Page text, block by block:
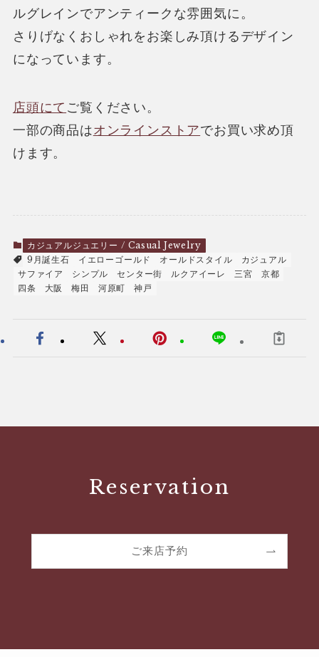
ルグレインでアンティークな雰囲気に。
さりげなくおしゃれをお楽しみ頂けるデザイン
になっています。
店頭にて ご覧ください。
一部の商品はオンラインストアでお買い求め頂
けます。
カジュアルジュエリー / Casual Jewelry
9月誕生石
イエローゴールド オールドスタイル
カジュアル
サファイア
シンプル センター街 ルクアイーレ 三宮
京都
四条
大阪 梅田 河原町 神戸
Reservation
ご来店予約